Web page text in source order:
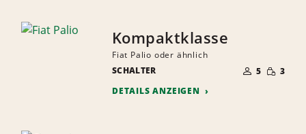
Kompaktklasse
Fiat Palio oder ähnlich
SCHALTER
DER
MITFAHRER
5 GERINGE
MENGE
3
DETAILS ANZEIGEN